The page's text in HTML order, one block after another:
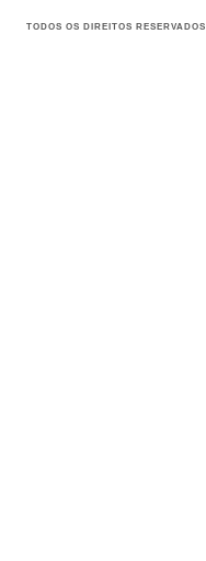
TODOS OS DIREITOS RESERVADOS